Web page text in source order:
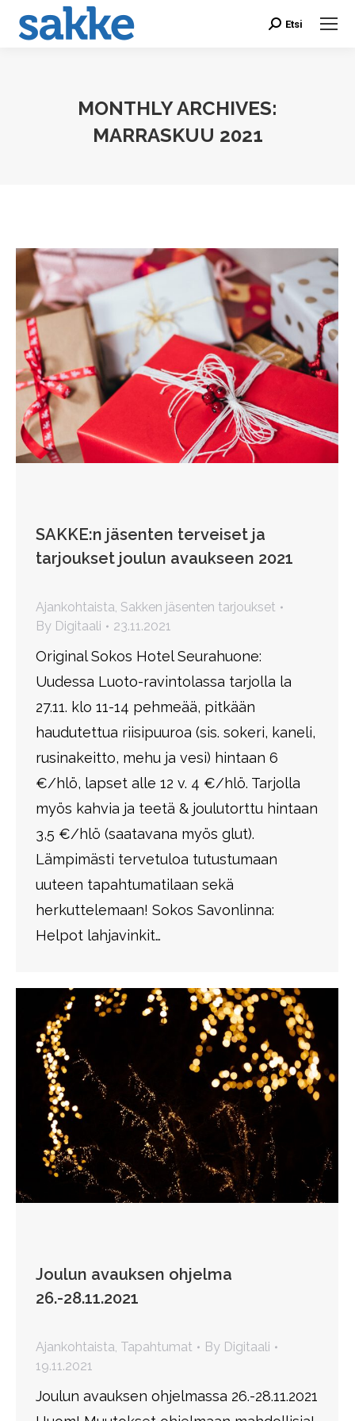
Search:
Etsi
MONTHLY ARCHIVES:
MARRASKUU 2021
SAKKE:n jäsenten terveiset ja
tarjoukset joulun avaukseen 2021
Ajankohtaista, Sakken jäsenten tarjoukset
By Digitaali 23.11.2021
Original Sokos Hotel Seurahuone:
Uudessa Luoto-ravintolassa tarjolla la
27.11. klo 11-14 pehmeää, pitkään
haudutettua riisipuuroa (sis. sokeri, kaneli,
rusinakeitto, mehu ja vesi) hintaan 6
€/hlö, lapset alle 12 v. 4 €/hlö. Tarjolla
myös kahvia ja teetä & joulutorttu hintaan
3,5 €/hlö (saatavana myös glut).
Lämpimästi tervetuloa tutustumaan
uuteen tapahtumatilaan sekä
herkuttelemaan! Sokos Savonlinna:
Helpot lahjavinkit…
Joulun avauksen ohjelma
26.-28.11.2021
Ajankohtaista, Tapahtumat By Digitaali
19.11.2021
Joulun avauksen ohjelmassa 26.-28.11.2021